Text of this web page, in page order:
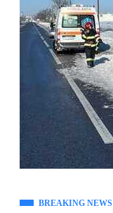
BREAKING NEWS